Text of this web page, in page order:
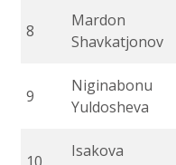
8
Mardon
Shavkatjonov
9
Niginabonu
Yuldosheva
Isakova